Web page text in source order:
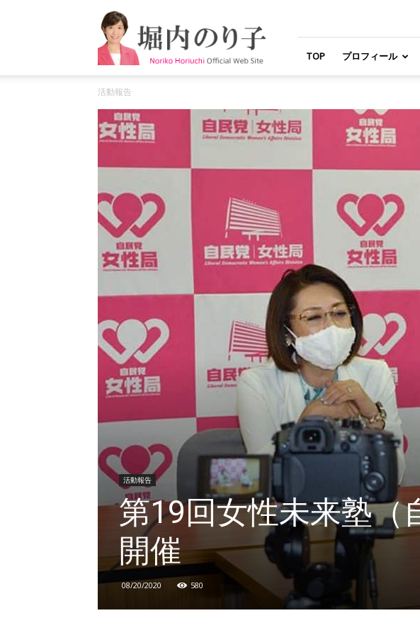
堀
内
の
り
オ
シ
ャ
ェ
ブ
サ
イ
ト
TOP プロフィール
活動報告
活動報告
第19回女性未来塾（
開催
08/20/2020 580